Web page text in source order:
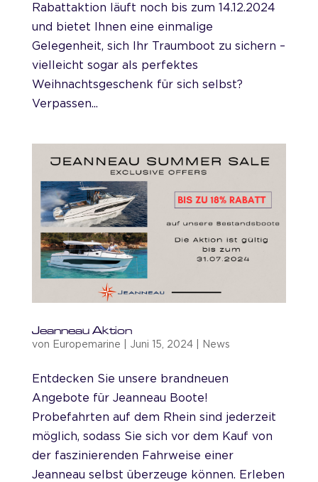
Rabattaktion läuft noch bis zum 14.12.2024
und bietet Ihnen eine einmalige
Gelegenheit, sich Ihr Traumboot zu sichern –
vielleicht sogar als perfektes
Weihnachtsgeschenk für sich selbst?
Verpassen...
Jeanneau Aktion
von Europemarine Juni 15, 2024| News
Entdecken Sie unsere brandneuen
Angebote für Jeanneau Boote!
Probefahrten auf dem Rhein sind jederzeit
möglich, sodass Sie sich vor dem Kauf von
der faszinierenden Fahrweise einer
Jeanneau selbst überzeuge können. Erleben